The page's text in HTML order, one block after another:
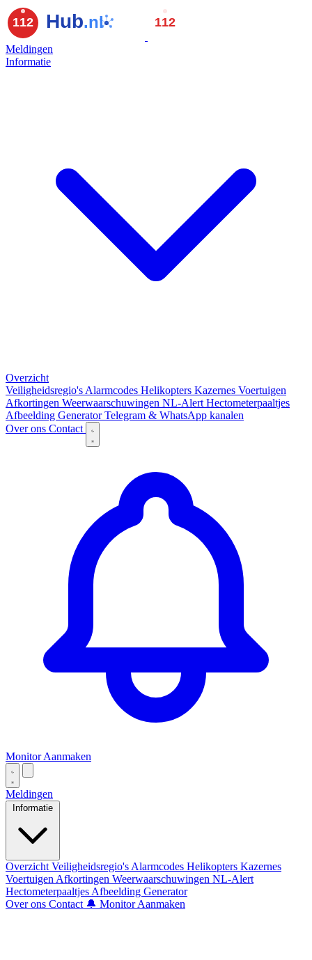
Meldingen
Informatie
Overzicht
Veiligheidsregio's Alarmcodes Helikopters Kazernes Voertuigen
Afkortingen Weerwaarschuwingen NL-Alert Hectometerpaaltjes
Afbeelding GeneratorTelegram & WhatsApp kanalen
Over ons Contact
Monitor Aanmaken
Meldingen
Informatie
Overzicht Veiligheidsregio's Alarmcodes Helikopters Kazernes
Voertuigen Afkortingen Weerwaarschuwingen NL-Alert
Hectometerpaaltjes Afbeelding Generator
Over ons Contact 🔔 Monitor Aanmaken